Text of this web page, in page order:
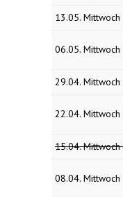
13.05. Mittwoch
06.05. Mittwoch
29.04. Mittwoch
22.04. Mittwoch
15.04. Mittwoch
08.04. Mittwoch